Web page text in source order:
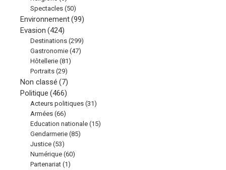
Spectacles (50)
Environnement(99)
Evasion (424)
Destinations (299)
Gastronomie (47)
Hôtellerie (81)
Portraits (29)
Non classé (7)
Politique (466)
Acteurs politiques (31)
Armées (66)
Education nationale (15)
Gendarmerie (85)
Justice (53)
Numérique (60)
Partenariat (1)